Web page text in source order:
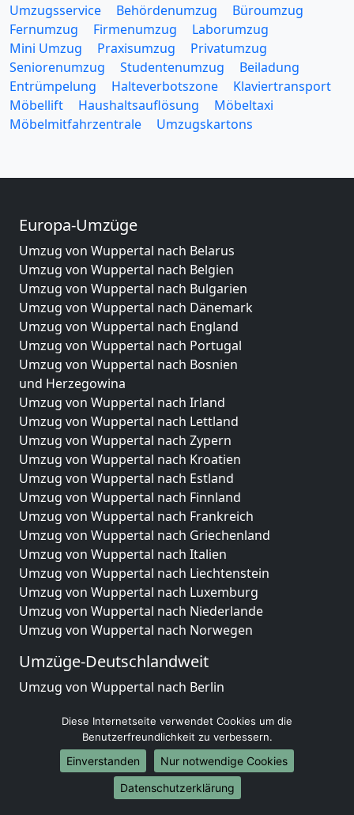
Umzugsservice Behördenumzug
Büroumzug
Fernumzug
Firmenumzug
Laborumzug
Mini Umzug
Praxisumzug
Privatumzug
Seniorenumzug
Studentenumzug
Beiladung
Entrümpelung
Halteverbotszone
Klaviertransport
Möbellift
Haushaltsauflösung
Möbeltaxi
Möbelmitfahrzentrale
Umzugskartons
Europa-Umzüge
Umzug von Wuppertal nach Belarus
Umzug von Wuppertal nach Belgien
Umzug von Wuppertal nach Bulgarien
Umzug von Wuppertal nach Dänemark
Umzug von Wuppertal nach England
Umzug von Wuppertal nach Portugal
Umzug von Wuppertal nach Bosnien
und Herzegowina
Umzug von Wuppertal nach Irland
Umzug von Wuppertal nach Lettland
Umzug von Wuppertal nach Zypern
Umzug von Wuppertal nach Kroatien
Umzug von Wuppertal nach Estland
Umzug von Wuppertal nach Finnland
Umzug von Wuppertal nach Frankreich
Umzug von Wuppertal nach Griechenland
Umzug von Wuppertal nach Italien
Umzug von Wuppertal nach Liechtenstein
Umzug von Wuppertal nach Luxemburg
Umzug von Wuppertal nach Niederlande
Umzug von Wuppertal nach Norwegen
Umzüge-Deutschlandweit
Umzug von Wuppertal nach Berlin
Umzug von Wuppertal nach München
Umzug von Wuppertal nach Köln
Umzug von Wuppertal nach Frankfurt am Main
Umzug von Wuppertal nach Stuttgart
Umzug von Wuppertal nach Düsseldorf
Diese Internetseite verwendet Cookies um die
Benutzerfreundlichkeit zu verbessern.
Einverstanden
Nur notwendige Cookies
Datenschutzerklärung